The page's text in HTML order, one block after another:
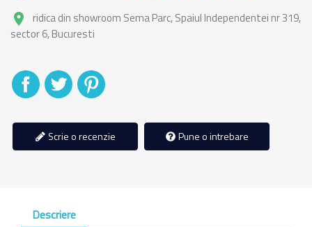
place
ridica din showroom Sema Parc, Spaiul Independentei nr 319,
sector 6, Bucuresti
DistribuitiTweet
Scrie o recenzie Pune o intrebare
Descriere